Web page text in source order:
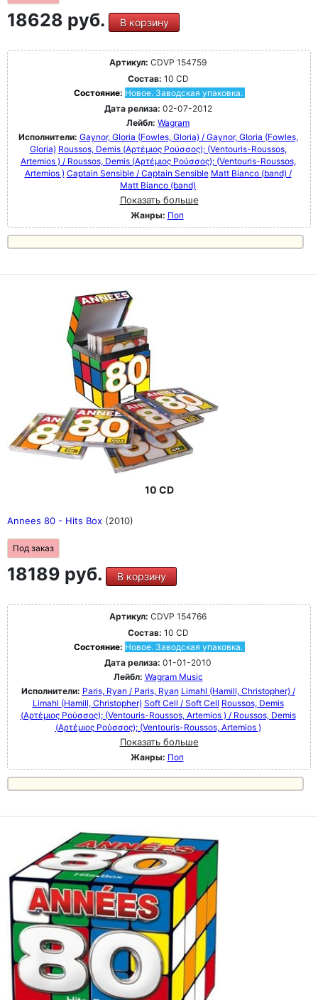
18628 руб. В корзину
Артикул: CDVP 154759
Состав: 10 CD
Состояние: Новое. Заводская упаковка.
Дата релиза: 02-07-2012
Лейбл: Wagram
Исполнители: Gaynor, GIoria (Fowles, Gloria) / Gaynor, GIoria (Fowles,
Gloria) Roussos, Demis (Αρτέμιος Ρούσσος); (Ventouris-Roussos,
Artemios ) / Roussos, Demis (Αρτέμιος Ρούσσος); (Ventouris-Roussos,
Artemios ) Captain Sensible / Captain Sensible Matt Bianco (band) /
Matt Bianco (band)
Показать больше
Жанры: Поп
10 CD
Annees 80 - Hits Box (2010)
Под заказ
18189 руб. В корзину
Артикул: CDVP 154766
Состав: 10 CD
Состояние: Новое. Заводская упаковка.
Дата релиза: 01-01-2010
Лейбл: Wagram Music
Исполнители: Paris, Ryan / Paris, Ryan Limahl (Hamill, Christopher) /
Limahl (Hamill, Christopher) Soft Cell / Soft Cell Roussos, Demis
(Αρτέμιος Ρούσσος); (Ventouris-Roussos, Artemios ) / Roussos, Demis
(Αρτέμιος Ρούσσος); (Ventouris-Roussos, Artemios )
Показать больше
Жанры: Поп